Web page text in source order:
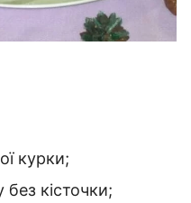
курки;
кісточки;